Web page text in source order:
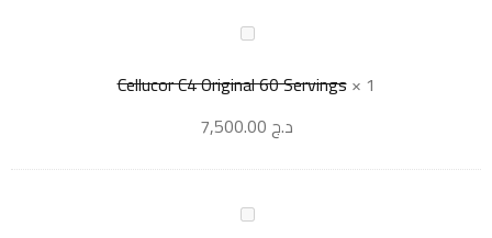
1
×
Cellucor C4 Original 60 Servings
د.ج